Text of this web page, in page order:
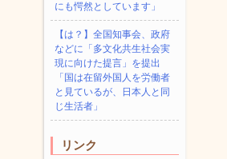
にも愕然としています」
【は？】全国知事会、政府
などに「多文化共生社会実
現に向けた提言」を提出
「国は在留外国人を労働者
と見ているが、日本人と同
じ生活者」
リンク